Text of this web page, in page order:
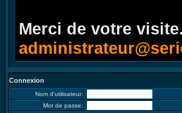
Merci de votre
Connexion
Nom d'utilisateur:
Mot de passe: